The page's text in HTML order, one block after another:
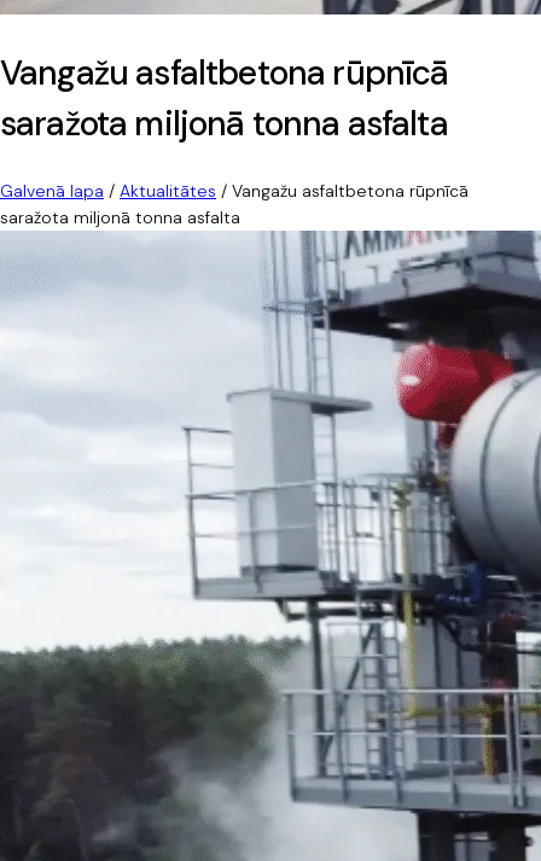
Vangažu asfaltbetona rūpnīcā
saražota miljonā tonna asfalta
Galvenā lapa / Aktualitātes / Vangažu asfaltbetona rūpnīcā
saražota miljonā tonna asfalta